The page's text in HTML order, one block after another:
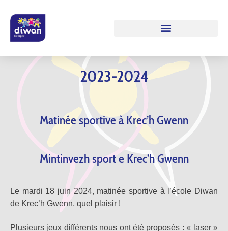
2023-2024
Matinée sportive à Krec’h Gwenn
Mintinvezh sport e Krec’h Gwenn
Le mardi 18 juin 2024, matinée sportive à l’école Diwan
de Krec’h Gwenn, quel plaisir !
Plusieurs jeux différents nous ont été proposés : « laser »